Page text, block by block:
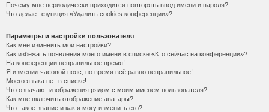
Почему мне периодически приходится повторять ввод имени и пароля?
Что делает функция «Удалить cookies конференции»?
Параметры и настройки пользователя
Как мне изменить мои настройки?
Как избежать появления моего имени в списке «Кто сейчас на конференции»?
На конференции неправильное время!
Я изменил часовой пояс, но время всё равно неправильное!
Моего языка нет в списке!
Что означают изображения рядом с моим именем пользователя?
Как мне включить отображение аватары?
Что такое звание и как я могу изменить его?